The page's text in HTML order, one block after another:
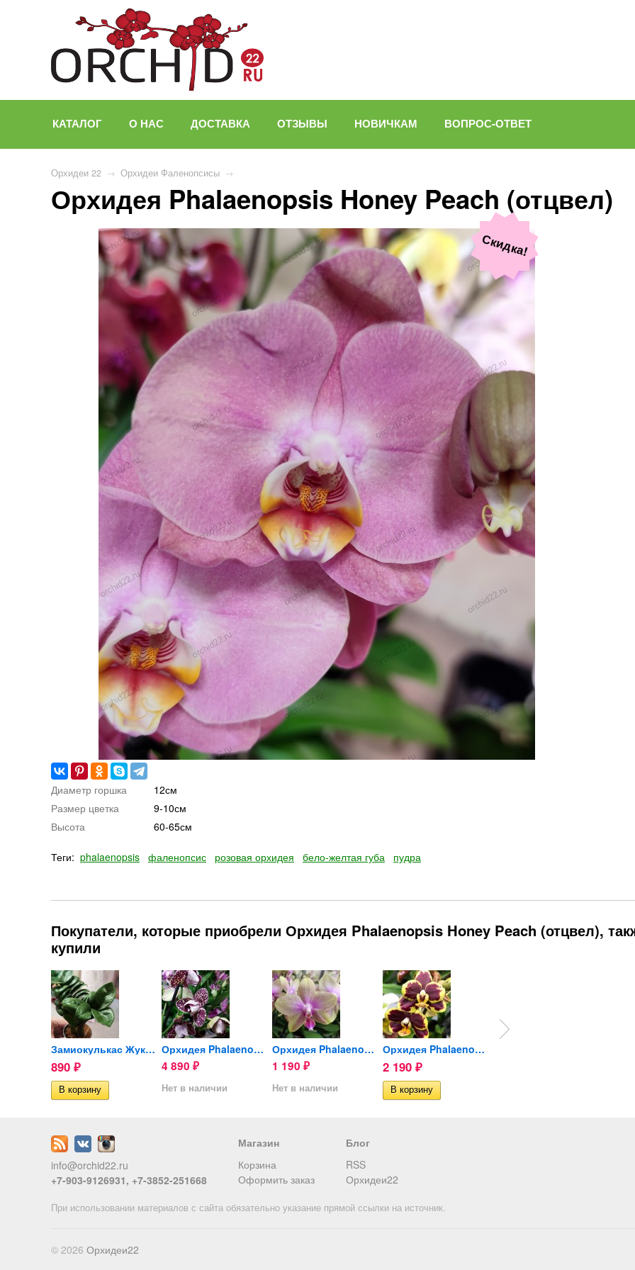
КАТАЛОГ О НАС ДОСТАВКА ОТЗЫВЫ НОВИЧКАМ ВОПРОС-ОТВЕТ
Орхидеи 22 → Орхидеи Фаленопсисы →
Орхидея Phalaenopsis Honey Peach (отцвел)
Скидка!
Диаметр горшка
12см
Размер цветка
9-10см
Высота
60-65см
Теги: phalaenopsis фаленопсис розовая орхидея бело-желтая губа пудра
Покупатели, которые приобрели Орхидея Phalaenopsis Honey Peach (отцвел),
купили
Замиокулькас Жук (Zenzi) d-6cм
890 ₽
Орхидея Phalaenopsis Wild...
4 890 ₽
Нет в наличии
Орхидея Phalaenopsis Sandra...
1 190 ₽
Нет в наличии
Орхидея Phalaenopsis...
2 190 ₽
info@orchid22.ru
+7-903-9126931, +7-3852-251668
Магазин
Корзина
Оформить заказ
Блог
RSS
Орхидеи22
При использовании материалов с сайта обязательно указание прямой ссылки на источник.
© 2026 Орхидеи22